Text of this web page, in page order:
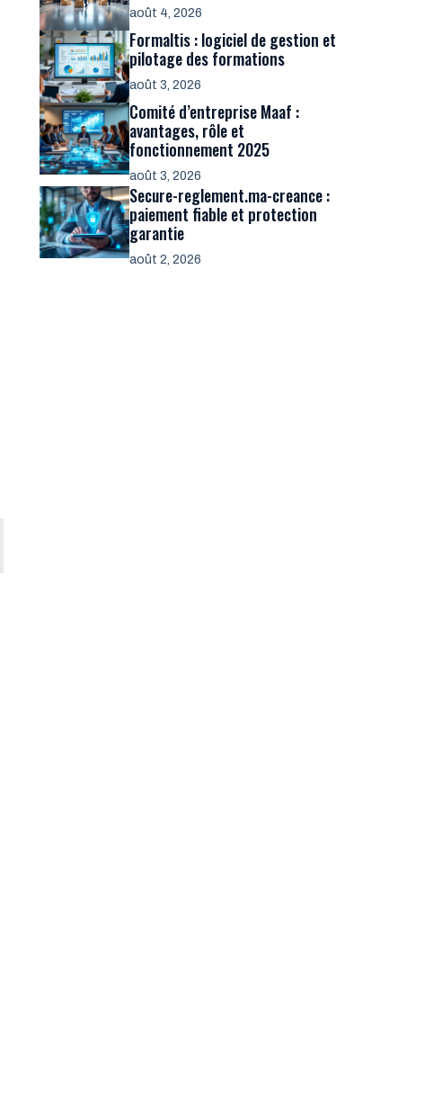
août 4, 2026
Formaltis : logiciel de gestion et
pilotage des formations
août 3, 2026
Comité d’entreprise Maaf :
avantages, rôle et
fonctionnement 2025
août 3, 2026
Secure-reglement.ma-creance :
paiement fiable et protection
garantie
août 2, 2026